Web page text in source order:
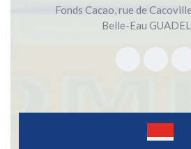
Fonds Cacao, rue de
Belle-Eau